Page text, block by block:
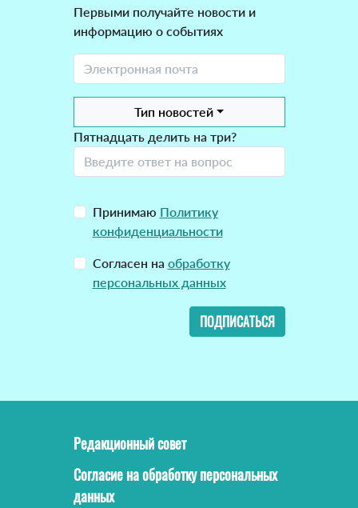
Первыми получайте новости и
информацию о событиях
Тип новостей
Пятнадцать делить на три?
Принимаю Политику
конфиденциальности
Согласен на обработку
персональных данных
ПОДПИСАТЬСЯ
Редакционный совет
Согласие на обработку персональных
данных